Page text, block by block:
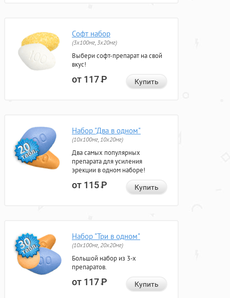
Софт набор
(3x100мг, 3x20мг)
Выбери софт-препарат на свой
вкус!
от 117Р Купить
Набор "Два в одном"
(10x100мг, 10x20мг)
Два самых популярных
препарата для усиления
эрекции в одном наборе!
от 115Р Купить
Набор "Три в одном"
(10x100мг, 20x20мг)
Большой набор из 3-х
препаратов.
от 117Р Купить